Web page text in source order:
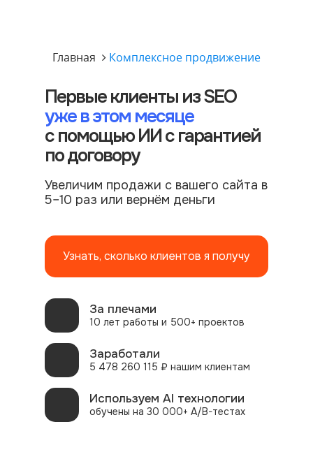
Главная Комплексное продвижение
Первые клиенты из SEO
уже в этом месяце
с помощью ИИ с гарантией
по договору
Увеличим продажи с вашего сайта в
5–10 раз или вернём деньги
Узнать, сколько клиентов я получу
За плечами
10 лет работы и 500+ проектов
Заработали
5 478 260 115 ₽ нашим клиентам
Используем AI технологии
обучены на 30 000+ A/B-тестах